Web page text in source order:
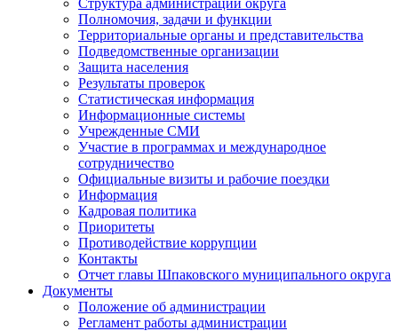
Структура администрации округа
Полномочия, задачи и функции
Территориальные органы и представительства
Подведомственные организации
Защита населения
Результаты проверок
Статистическая информация
Информационные системы
Учрежденные СМИ
Участие в программах и международное
сотрудничество
Официальные визиты и рабочие поездки
Информация
Кадровая политика
Приоритеты
Противодействие коррупции
Контакты
Отчет главы Шпаковского муниципального округа
Документы
Положение об администрации
Регламент работы администрации